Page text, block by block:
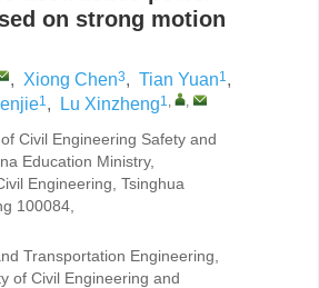
on strong motion
, Xiong Chen3, Tian Yuan1,
1, Lu Xinzheng1, ,
Civil Engineering Safety and
Education Ministry,
Engineering, Tsinghua
100084,
Transportation Engineering,
of Civil Engineering and